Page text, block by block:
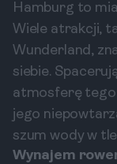
Hamburg to
Wiele atrakcji,
Wunderland,
siebie.
atmosferę tego
jego
szum wody w
Wynajem